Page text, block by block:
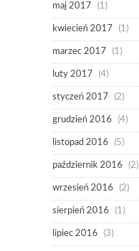
maj 2017 (1)
kwiecień 2017 (1)
marzec 2017 (1)
luty 2017 (4)
styczeń 2017 (2)
grudzień 2016 (4)
listopad 2016 (5)
październik 2016 (2)
wrzesień 2016 (2)
sierpień 2016 (1)
lipiec 2016 (3)